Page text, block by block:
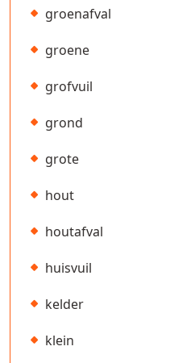
groenafval
groene
grofvuil
grond
grote
hout
houtafval
huisvuil
kelder
klein